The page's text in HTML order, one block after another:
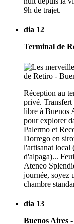
9h de trajet.
dia 12
Terminal de
Réception au
privé. Transfert
libre à Buenos
pour explorer
Palermo et
Dorrego en
l'artisanat local
d'alpaga)...
Ateneo
journée, soyez
chambre
dia 13
Buenos Aires